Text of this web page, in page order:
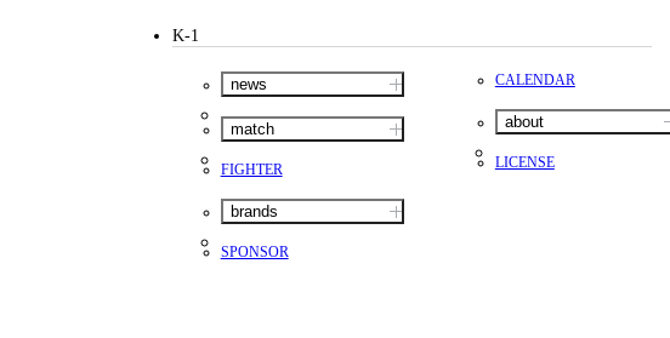
K-1
news
match
FIGHTER
brands
SPONSOR
CALENDAR
about
LICENSE